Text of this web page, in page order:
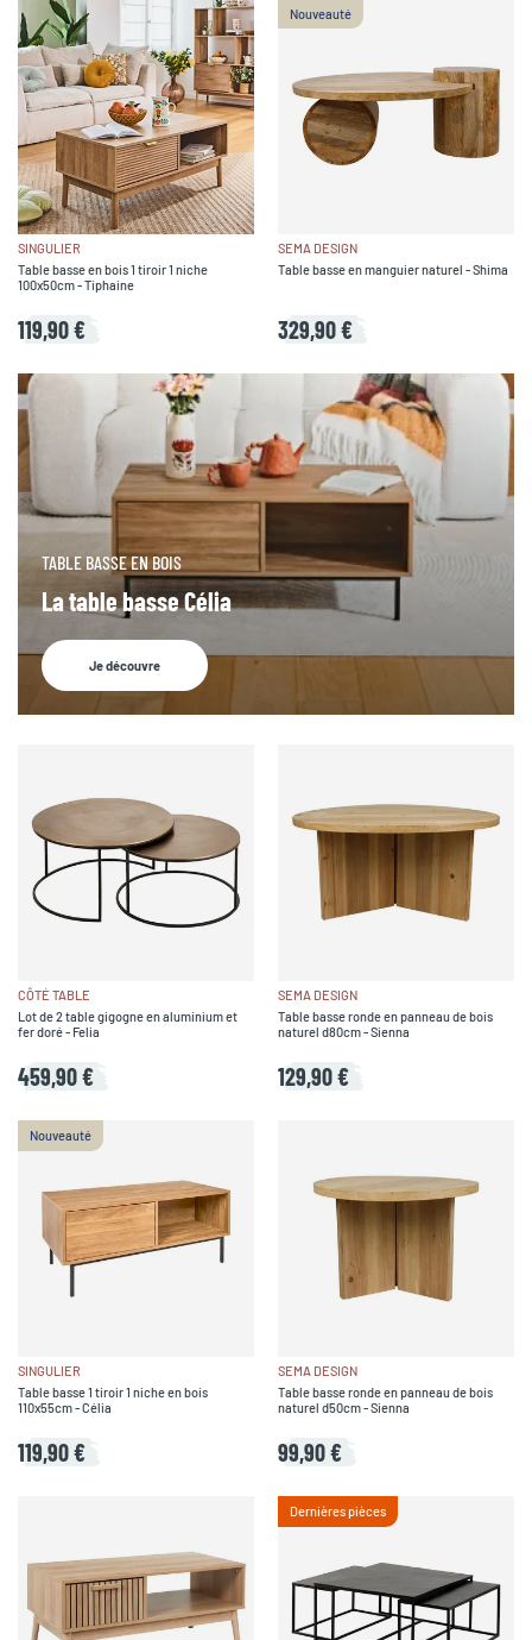
SINGULIER
Table basse en bois 1 tiroir 1 niche
100x50cm - Tiphaine
119,90 €
Nouveauté
SEMA DESIGN
Table basse en manguier naturel - Shima
329,90 €
TABLE BASSE EN BOIS
La table basse Célia
Je découvre
CÔTÉ TABLE
Lot de 2 table gigogne en aluminium et
fer doré - Felia
459,90 €
SEMA DESIGN
Table basse ronde en panneau de bois
naturel d80cm - Sienna
129,90 €
Nouveauté
SINGULIER
Table basse 1 tiroir 1 niche en bois
110x55cm - Célia
119,90 €
SEMA DESIGN
Table basse ronde en panneau de bois
naturel d50cm - Sienna
99,90 €
Dernières pièces